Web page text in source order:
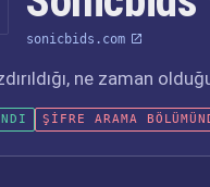
sonicbids.com
ne zaman
ŞIFRE ARAMA